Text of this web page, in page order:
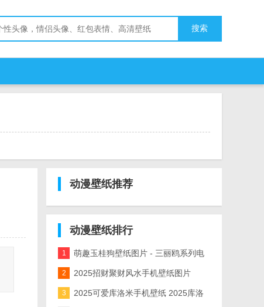
搜索
动漫壁纸推荐
动漫壁纸排行
1 萌趣玉桂狗壁纸图片 - 三丽鸥系列电
脑壁纸精选
2 2025招财聚财风水手机壁纸图片
2025暴富手机壁纸图片
3 2025可爱库洛米手机壁纸 2025库洛